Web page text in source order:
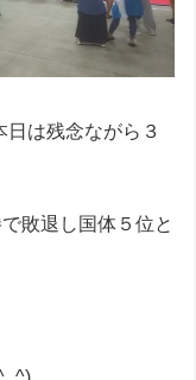
は残念ながら３
敗退し国体５位と